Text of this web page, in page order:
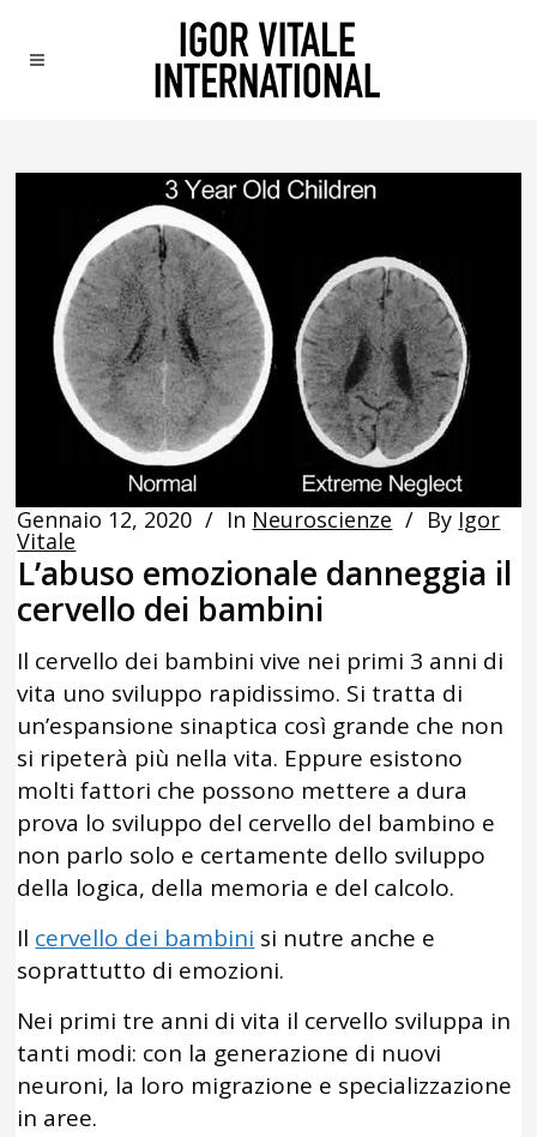
Gennaio 12, 2020 In Neuroscienze By Igor
Vitale
L’abuso emozionale danneggia il
cervello dei bambini
Il cervello dei bambini vive nei primi 3 anni di
vita uno sviluppo rapidissimo. Si tratta di
un’espansione sinaptica così grande che non
si ripeterà più nella vita. Eppure esistono
molti fattori che possono mettere a dura
prova lo sviluppo del cervello del bambino e
non parlo solo e certamente dello sviluppo
della logica, della memoria e del calcolo.
Il cervello dei bambini si nutre anche e
soprattutto di emozioni.
Nei primi tre anni di vita il cervello sviluppa in
tanti modi: con la generazione di nuovi
neuroni, la loro migrazione e specializzazione
in aree.